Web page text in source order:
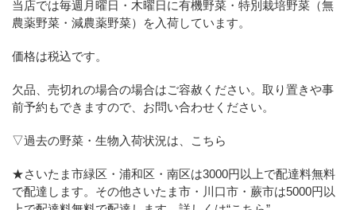
当店では毎週月曜日・木曜日に有機野菜・特別栽培野菜（無
農薬野菜・減農薬野菜）を入荷しています。
価格は税込です。
欠品、売切れの場合の場合はご容赦ください。取り置きや事
前予約もできますので、お問い合わせください。
▽過去の野菜・生物入荷状況は、こちら
★さいたま市緑区・浦和区・南区は3000円以上で配達料無料
で配達します。その他さいたま市・川口市・蕨市は5000円以